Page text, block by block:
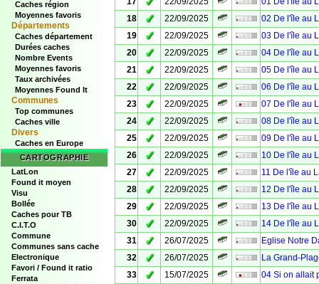
Caches région
Moyennes favoris
Départements
Caches département
Durées caches
Nombre Events
Moyennes favoris
Taux archivées
Moyennes Found It
Communes
Top communes
Caches ville
Divers
Caches en Europe
CARTOGRAPHIE
LatLon
Found it moyen
Visu
Bollée
Caches pour TB
C.I.T.O
Commune
Communes sans cache
Electronique
Favori / Found it ratio
Ferrata
18
✓ 22/09/2025
02 De l'île au
19
✓ 22/09/2025
03 De l'île au
20
✓ 22/09/2025
04 De l'île au
21
✓ 22/09/2025
05 De l'île au
22
✓ 22/09/2025
06 De l'île au
23
✓ 22/09/2025
07 De l'île au
24
✓ 22/09/2025
08 De l'île au
25
✓ 22/09/2025
09 De l'île au
26
✓ 22/09/2025
10 De l'île au
27
✓ 22/09/2025
11 De l'île au
28
✓ 22/09/2025
12 De l'île au
29
✓ 22/09/2025
13 De l'île au
30
✓ 22/09/2025
14 De l'île au
31
✓ 26/07/2025
Eglise Notre
32
✓ 26/07/2025
La Grand-
33
✓ 15/07/2025
04 Si on allait